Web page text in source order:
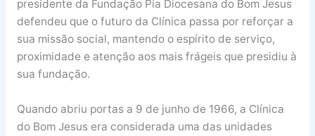
presidente da Fundação Pia Diocesana do Bom Jesus
defendeu que o futuro da Clínica passa por reforçar a
sua missão social, mantendo o espírito de serviço,
proximidade e atenção aos mais frágeis que presidiu à
sua fundação.
Quando abriu portas a 9 de junho de 1966, a Clínica
do Bom Jesus era considerada uma das unidades